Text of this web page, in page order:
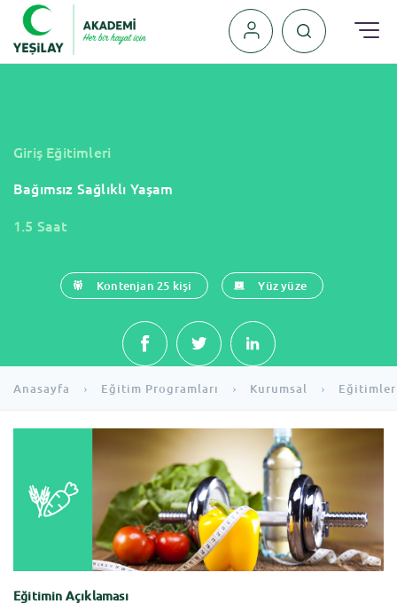
Giriş Eğitimleri
Bağımsız Sağlıklı Yaşam
1.5 Saat
Kontenjan 25 kişi Yüz yüze
Anasayfa Eğitim Programları Kurumsal Eğitimler
Eğitimin Açıklaması